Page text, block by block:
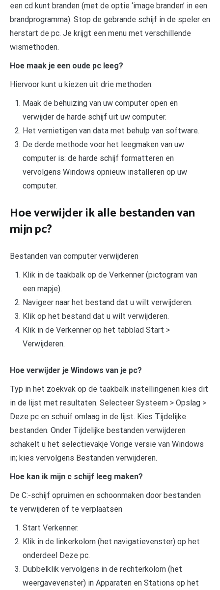
een cd kunt branden (met de optie ‘image branden’ in een
brandprogramma). Stop de gebrande schijf in de speler en
herstart de pc. Je krijgt een menu met verschillende
wismethoden.
Hoe maak je een oude pc leeg?
Hiervoor kunt u kiezen uit drie methoden:
Maak de behuizing van uw computer open en
verwijder de harde schijf uit uw computer.
Het vernietigen van data met behulp van software.
De derde methode voor het leegmaken van uw
computer is: de harde schijf formatteren en
vervolgens Windows opnieuw installeren op uw
computer.
Hoe verwijder ik alle bestanden van
mijn pc?
Bestanden van computer verwijderen
Klik in de taakbalk op de Verkenner (pictogram van
een mapje).
Navigeer naar het bestand dat u wilt verwijderen.
Klik op het bestand dat u wilt verwijderen.
Klik in de Verkenner op het tabblad Start >
Verwijderen.
Hoe verwijder je Windows van je pc?
Typ in het zoekvak op de taakbalk instellingenen kies dit
in de lijst met resultaten. Selecteer Systeem > Opslag >
Deze pc en schuif omlaag in de lijst. Kies Tijdelijke
bestanden. Onder Tijdelijke bestanden verwijderen
schakelt u het selectievakje Vorige versie van Windows
in; kies vervolgens Bestanden verwijderen.
Hoe kan ik mijn c schijf leeg maken?
De C:-schijf opruimen en schoonmaken door bestanden
te verwijderen of te verplaatsen
Start Verkenner.
Klik in de linkerkolom (het navigatievenster) op het
onderdeel Deze pc.
Dubbelklik vervolgens in de rechterkolom (het
weergavevenster) in Apparaten en Stations op het